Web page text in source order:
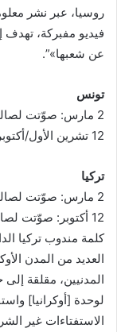
روسيا، عبر نشر
فيديو مفبركة،
عن شعبها»”.
تونس
2 مارس: صوّتت لصالح القرار.
12 تشرين الأول/أكتوبر: صوّتت لصالح القرار.
تركيا
2 مارس: صوّتت لصالح القرار وشاركت في رعايته.
12 أكتوبر: صوّتت لصالح القرار وشاركت في رعايته.
كلمة مندوب تركيا
العديد من المدن
المدنيين، مقلقة
لوحدة [أوكرانيا]
الاستفتاءات غير